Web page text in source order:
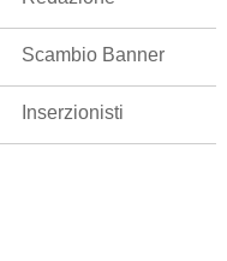
Scambio Banner
Inserzionisti